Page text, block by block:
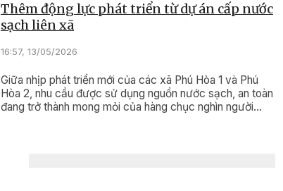
Thêm động lực phát triển từ dự án cấp nước
sạch liên xã
16:57, 13/05/2026
Giữa nhịp phát triển mới của các xã Phú Hòa 1 và Phú
Hòa 2, nhu cầu được sử dụng nguồn nước sạch, an toàn
đang trở thành mong mỏi của hàng chục nghìn người